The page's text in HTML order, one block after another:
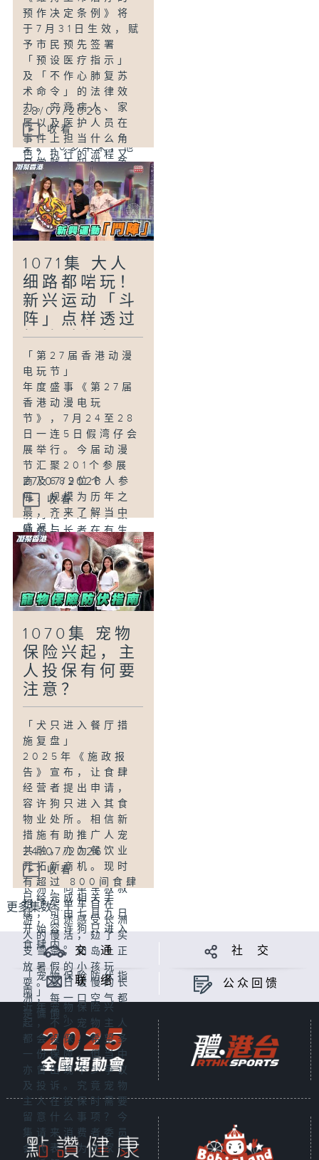
展？
「玩物壮志-玻璃柜
里的宇宙」
1969年人类首次登
陆月球，当时雷健
泉在电视机前见证
历史，也梦想自己
有一天可漫游太
空。50多年来，他
自学航天知识、争
取机会与太空人交
流，亦收藏过千件
航天物品，当中甚
至有珍贵的太空食
物、宇航员工作服
等。
预作决定条例》将
于7月31日生效，赋
予市民预先签署
「预设医疗指示」
及「不作心肺复苏
术命令」的法律效
力。究竟病人、家
属以及医护人员在
事件上担当什么角
色？执行的流程又
是怎样？
「肿瘤副作用中医
舒缓有法」
近年，中医药辅助
势，不少癌症病人
选择中西医综合治
疗癌症，希望藉以
提高治愈机会。到
底中医药如何帮助
「银发有办法–四道
人生」
道谢、道爱、道
歉、道别，这「四
道人生」，知易行
难。明爱沙田长者
中心就策划了生命
教育活动，包括绘
本创作及拍摄「生
前的话」短片，鼓
励参与长者在有生
之年，向至爱道出
心底话，了无遗
憾。
28/07/2026
收看
1071集 大人
细路都啱玩！
新兴运动「斗
阵」点样透过
趣味对垒凝聚
社区？
「第27届香港动漫
电玩节」
年度盛事《第27届
香港动漫电玩
节》，7月24至28
日一连5日假湾仔会
展举行。今届动漫
节汇聚201个参展
商及689位个人参
展，规模为历年之
最，齐来了解当中
盛况！
「新兴运动『斗
阵』」
新兴运动「斗阵」
近年在香港掀起热
捷度与团队策略。
今集深入介绍这项
运动的独特魅力，
探索如何将传统沙
窥这项结合体能与
智慧的运动新趋
势。
「青BB与看海男-
吸一口长洲的慵
懒」
远离城市繁嚣，梁
峻文（峻B）走到没
有公共运输工具的
长洲，向单车叔叔
租了架单车自在
游，沿途感受长洲
人的慢活，攰了买
支雪条，和岛上正
放暑假的小孩玩
耍。夏日缓慢的长
洲，每一口空气都
是慵懒。
27/07/2026
收看
1070集 宠物
保险兴起，主
人投保有何要
注意？
「犬只进入餐厅措
施复盘」
2025年《施政报
告》宣布，让食肆
经营者提出申请，
容许狗只进入其食
物业处所。相信新
措施有助推广人宠
共融，亦为餐饮业
开拓新商机。现时
有超过 800间食肆
已经完成相关手
续，可由七月九日
开始容许狗只进入
食肆内。
「宠物保险防伏指
南」
近年宠物保险兴
起，不少宠物主人
都会投保，希望多
一份保障，但当中
亦曾出现不少争议
及投诉。究竟宠物
主人在投保时需要
留意什么事项？今
集请来消费者委员
会代表，为大家一
24/07/2026
收看
更多集数 ...
交 通 社 交
联 络 公众回馈